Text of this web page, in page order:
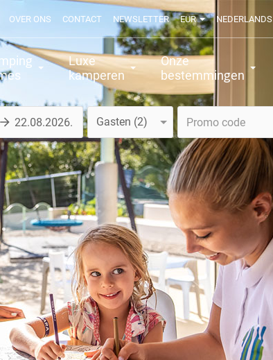
OVER ONS CONTACT NEWSLETTER EUR NEDERLANDS
Luxe
kamperen
Onze
bestemmingen
Gasten 2